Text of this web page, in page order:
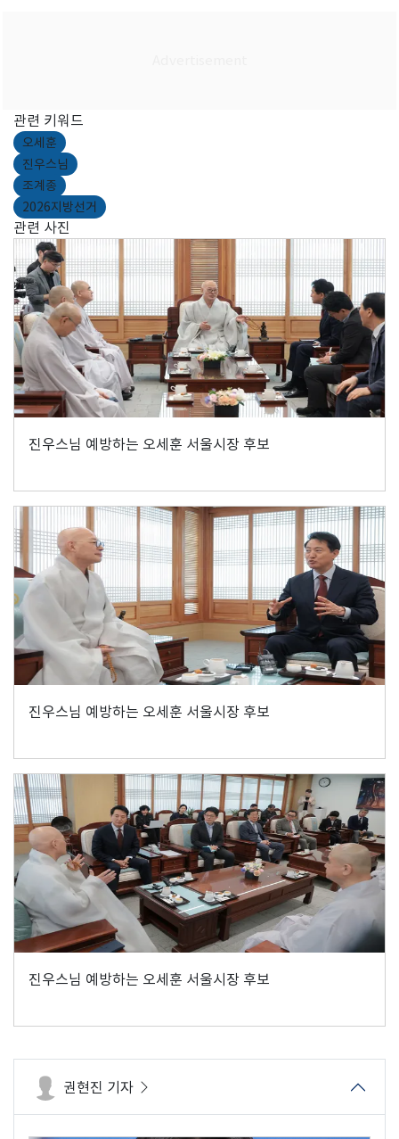
관련 키워드
오세훈
진우스님
조계종
2026지방선거
관련 사진
진우스님 예방하는 오세훈 서울시장 후보
진우스님 예방하는 오세훈 서울시장 후보
진우스님 예방하는 오세훈 서울시장 후보
권현진 기자